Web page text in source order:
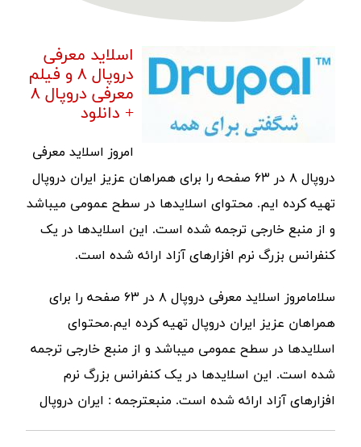
اسلاید معرفی
دروپال ۸ و فیلم
معرفی دروپال ۸
+ دانلود
امروز اسلاید معرفی
دروپال ۸ در ۶۳ صفحه را برای همراهان عزیز ایران دروپال
تهیه کرده ایم. محتوای اسلایدها در سطح عمومی میباشد
و از منبع خارجی ترجمه شده است. این اسلایدها در یک
کنفرانس بزرگ نرم افزارهای آزاد ارائه شده است.
سلامامروز اسلاید معرفی دروپال ۸ در ۶۳ صفحه را برای
همراهان عزیز ایران دروپال تهیه کرده ایم.محتوای
اسلایدها در سطح عمومی میباشد و از منبع خارجی ترجمه
شده است. این اسلایدها در یک کنفرانس بزرگ نرم
افزارهای آزاد ارائه شده است. منبعترجمه : ایران دروپال